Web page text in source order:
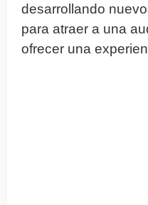
desarrollando
para atraer a una
ofrecer una